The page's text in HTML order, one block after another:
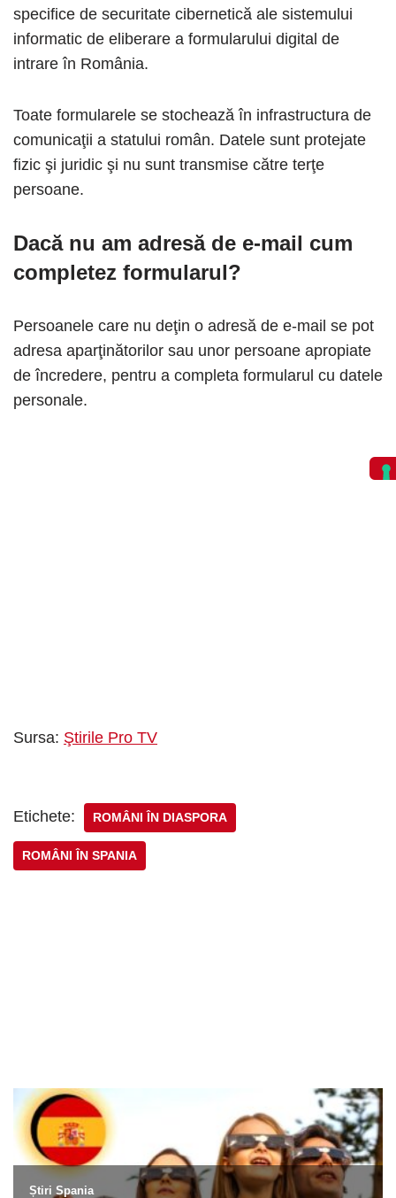
specifice de securitate cibernetică ale sistemului
informatic de eliberare a formularului digital de
intrare în România.
Toate formularele se stochează în infrastructura de
comunicaţii a statului român. Datele sunt protejate
fizic şi juridic şi nu sunt transmise către terţe
persoane.
Dacă nu am adresă de e-mail cum
completez formularul?
Persoanele care nu deţin o adresă de e-mail se pot
adresa aparţinătorilor sau unor persoane apropiate
de încredere, pentru a completa formularul cu datele
personale.
Sursa: Ştirile Pro TV
Etichete: ROMÂNI ÎN DIASPORA
ROMÂNI ÎN SPANIA